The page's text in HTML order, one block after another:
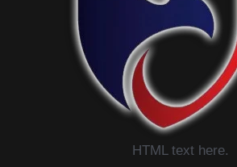
HTML text here.